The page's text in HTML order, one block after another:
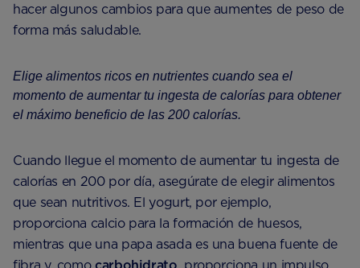
hacer algunos cambios para que aumentes de peso de
forma más saludable.
Elige alimentos ricos en nutrientes cuando sea el
momento de aumentar tu ingesta de calorías para obtener
el máximo beneficio de las 200 calorías.
Cuando llegue el momento de aumentar tu ingesta de
calorías en 200 por día, asegúrate de elegir alimentos
que sean nutritivos. El yogurt, por ejemplo,
proporciona calcio para la formación de huesos,
mientras que una papa asada es una buena fuente de
fibra y, como carbohidrato , proporciona un impulso